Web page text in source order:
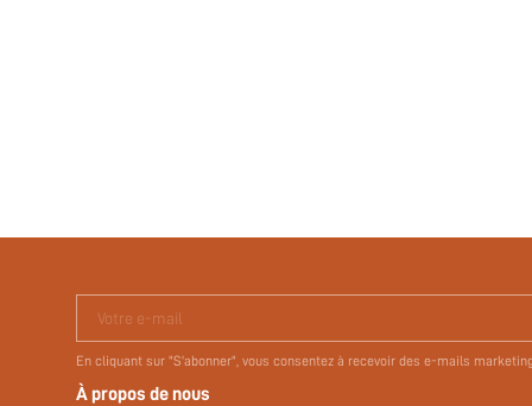
Votre e-mail
En cliquant sur "S'abonner", vous consentez à recevoir des e-mails
À propos de nous